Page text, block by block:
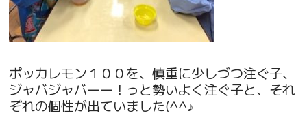
ポッカレモン１００を、慎重に少しづつ注ぐ子、
ジャバジャバーー！っと勢いよく注ぐ子と、それ
ぞれの個性が出ていました(^^♪